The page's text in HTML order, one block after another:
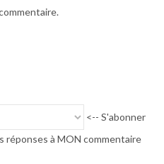
<-- S'abonner
réponses à MON commentaire